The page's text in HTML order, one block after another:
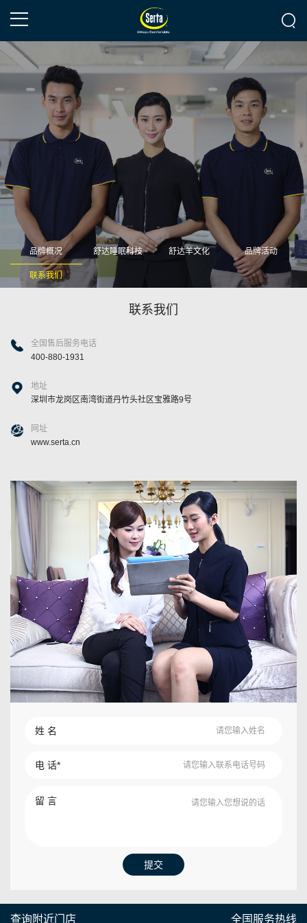
品牌概况 舒达睡眠科技 舒达羊文化 品牌活动
联系我们
联系我们
全国售后服务电话
400-880-1931
地址
深圳市龙岗区南湾街道丹竹头社区宝雅路9号
网址
www.serta.cn
姓 名 请您输入姓名
电 话* 请您输入联系电话号码
留 言 请您输入您想说的话
查询附近门店 全国服务热线